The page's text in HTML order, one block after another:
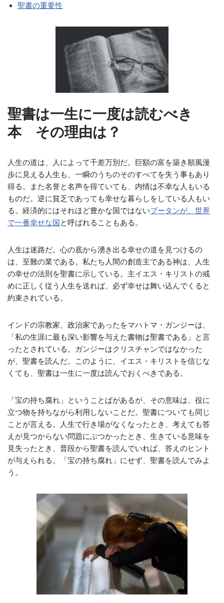
聖書の重要性
聖書は一生に一度は読むべき
本 その理由は？
人生の道は、人によって千差万別だ。巨額の富を築き順風漫
歩に見える人生も、一瞬のうちのそのすべてを失う事もあり
得る。また名誉と名声を得ていても、内情は不幸な人もいる
ものだ。逆に貧乏であっても幸せな暮らしをしている人もい
る。経済的にはそれほど豊かな国ではないブータンが、世界
で一番幸せな国と呼ばれることもある。
人生は迷路だ。心の底から湧き出る幸せの道を見つけるの
は、至難の業である。私たち人間の創造主である神は、人生
の幸せの法則を聖書に示している。主イエス・キリストの戒
めに正しく従う人生を送れば、必ず幸せは舞い込んでくると
約束されている。
インドの宗教家、政治家であったをマハトマ・ガンジーは、
「私の生涯に最も深い影響を与えた書物は聖書である」と言
ったとされている。ガンジーはクリスチャンではなかった
が、聖書を読んだ。このように、イエス・キリストを信じな
くても、聖書は一生に一度は読んでおくべきである。
「宝の持ち腐れ」ということばがあるが、その意味は、役に
立つ物を持ちながら利用しないことだ。聖書についても同じ
ことが言える。人生で行き場がなくなったとき、考えても答
えが見つからない問題にぶつかったとき、生きている意味を
見失ったとき、普段から聖書を読んでいれば、答えのヒント
が与えられる。「宝の持ち腐れ」にせず、聖書を読んでみよ
う。